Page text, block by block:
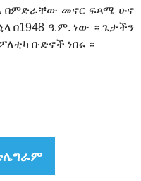
በምድራቸው መኖር ፍጻሜ ሁኖ
በ1948 ዓ.ም. ነው ። ጌታችን
ቡድኖች ነበሩ ።